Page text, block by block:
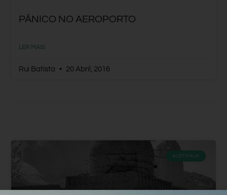
PÂNICO NO AEROPORTO
LER MAIS
Rui Batista 20 Abril, 2016
AUSTRÁLIA